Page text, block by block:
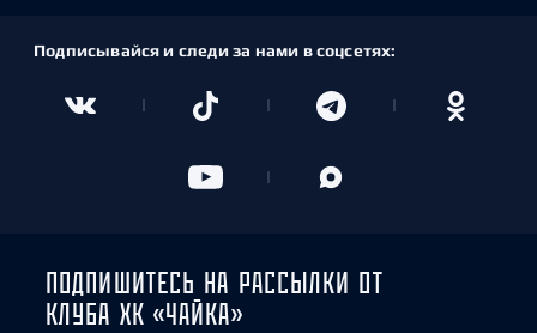
Подписывайся и следи за нами в соцсетях:
ПОДПИШИТЕСЬ НА РАССЫЛКИ ОТ
КЛУБА ХК «ЧАЙКА»